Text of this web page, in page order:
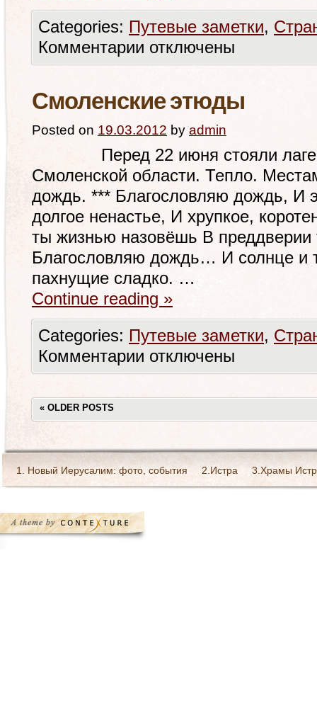
Categories: Путевые заметки,
Комментарии отключены
Смоленские этюды
Posted on 19.03.2012 by admin
Перед 22 июня стояли
Смоленской области. Тепло.
дождь. *** Благословляю дождь, И
долгое ненастье, И хрупкое,
ты жизнью назовёшь В
Благословляю дождь… И солнце и
пахнущие сладко. …
Continue reading »
Categories: Путевые заметки,
Комментарии отключены
« OLDER POSTS
1. Новый Иерусалим: фото, события 2.Истра 3.Храмы
Ресурсы Интернет Святоотеческое наследие